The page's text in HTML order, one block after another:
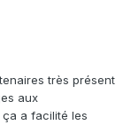
très présent
aux
ça a facilité les